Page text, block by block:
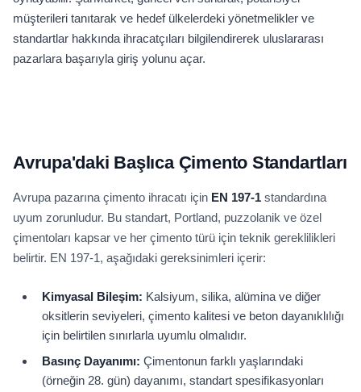
müşterileri tanıtarak ve hedef ülkelerdeki yönetmelikler ve
standartlar hakkında ihracatçıları bilgilendirerek uluslararası
pazarlara başarıyla giriş yolunu açar.
Avrupa'daki Başlıca Çimento Standartları
Avrupa pazarına çimento ihracatı için EN 197-1 standardına
uyum zorunludur. Bu standart, Portland, puzzolanik ve özel
çimentoları kapsar ve her çimento türü için teknik gereklilikleri
belirtir. EN 197-1, aşağıdaki gereksinimleri içerir:
Kimyasal Bileşim: Kalsiyum, silika, alümina ve diğer
oksitlerin seviyeleri, çimento kalitesi ve beton dayanıklılığı
için belirtilen sınırlarla uyumlu olmalıdır.
Basınç Dayanımı: Çimentonun farklı yaşlarındaki
(örneğin 28. gün) dayanımı, standart spesifikasyonları